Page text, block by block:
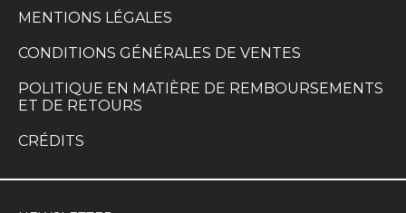
MENTIONS LÉGALES
CONDITIONS GÉNÉRALES DE VENTES
POLITIQUE EN MATIÈRE DE REMBOURSEMENTS
ET DE RETOURS
CRÉDITS